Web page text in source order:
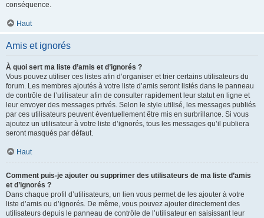
conséquence.
Haut
Amis et ignorés
À quoi sert ma liste d’amis et d’ignorés ?
Vous pouvez utiliser ces listes afin d’organiser et trier certains utilisateurs du
forum. Les membres ajoutés à votre liste d’amis seront listés dans le panneau
de contrôle de l’utilisateur afin de consulter rapidement leur statut en ligne et
leur envoyer des messages privés. Selon le style utilisé, les messages publiés
par ces utilisateurs peuvent éventuellement être mis en surbrillance. Si vous
ajoutez un utilisateur à votre liste d’ignorés, tous les messages qu’il publiera
seront masqués par défaut.
Haut
Comment puis-je ajouter ou supprimer des utilisateurs de ma liste d’amis
et d’ignorés ?
Dans chaque profil d’utilisateurs, un lien vous permet de les ajouter à votre
liste d’amis ou d’ignorés. De même, vous pouvez ajouter directement des
utilisateurs depuis le panneau de contrôle de l’utilisateur en saisissant leur